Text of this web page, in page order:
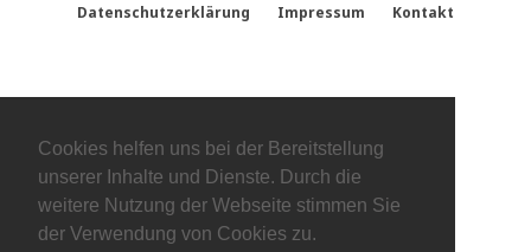
Cookies helfen uns bei der Bereitstellung
unserer Inhalte und Dienste. Durch die
weitere Nutzung der Webseite stimmen Sie
der Verwendung von Cookies zu.
Datenschutzerklärung Impressum Kontakt